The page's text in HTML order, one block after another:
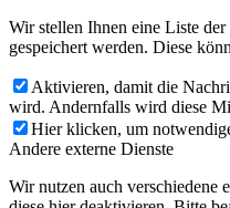
Wir stellen Ihnen eine Liste
gespeichert werden. Diese
Aktivieren, damit die
wird. Andernfalls wird diese
Hier klicken, um
Andere externe Dienste
Wir nutzen auch verschiedene